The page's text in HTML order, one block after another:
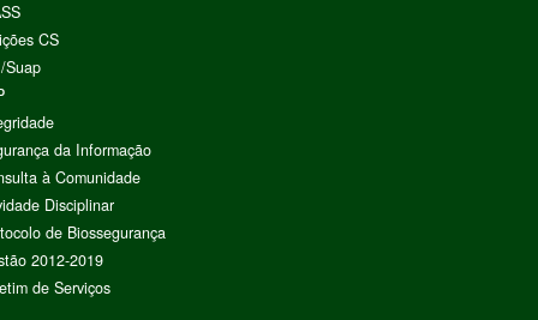
CS
Suap
da Informação
à Comunidade
Disciplinar
de Biossegurança
2012-2019
de Serviços